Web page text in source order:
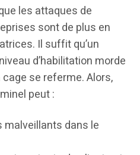
les attaques de
sont de plus en
Il suffit qu’un
d’habilitation morde
cage se referme. Alors,
peut :
dans le